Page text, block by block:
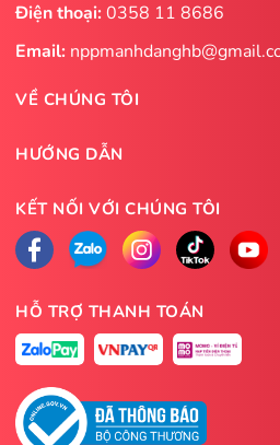
Điện thoại:0358 11 8686
Email:
VỀ CHÚNG TÔI
HƯỚNG DẪN
KẾT NỐI VỚI CHÚNG TÔI
HỖ TRỢ THANH TOÁN